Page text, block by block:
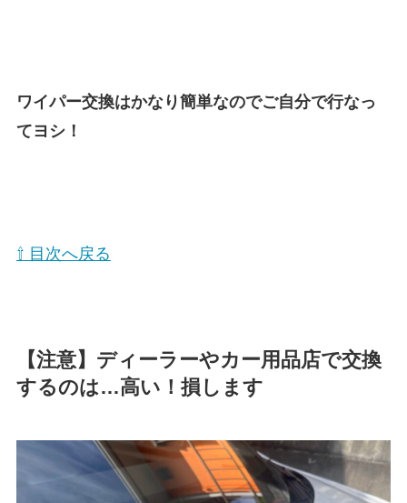
ワイパー交換はかなり簡単なのでご自分で行なっ
てヨシ！
⇧ 目次へ戻る
【注意】ディーラーやカー用品店で交換
するのは…高い！損します